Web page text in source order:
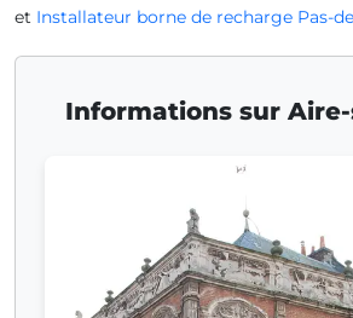
et Installateur borne de recharge Pas-
Informations sur